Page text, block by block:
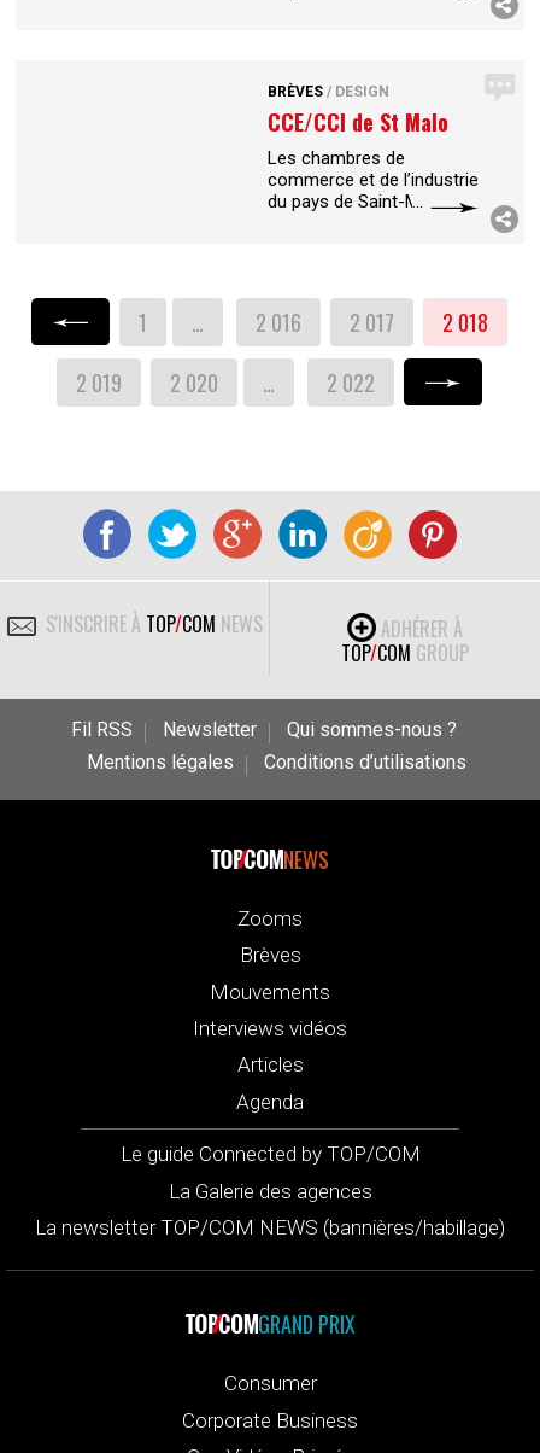
qu’ambassadeur de la
BRÈVES/ DESIGN
CCE/CCI de St Malo
Les chambres de
commerce et de l’industrie
du pays de Saint-Malo et
L’agence
« Précédent
1 … 2 016 2 017
2 018
2 019
2 020 …
2 022
S'INSCRIRE À TOP/COM NEWS
ADHÉRER À
TOP/COM GROUP
Fil RSS Newsletter
Qui sommes-nous ?
Mentions légales
Conditions d’utilisations
NEWS
Zooms
Brèves
Mouvements
Interviews vidéos
Articles
Agenda
Le guide Connected by TOP/COM
La Galerie des agences
La newsletter TOP/COM NEWS (bannières/habillage)
GRAND PRIX
Consumer
Corporate Business